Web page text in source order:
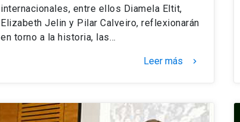
internacionales, entre ellos Diamela Eltit,
Elizabeth Jelin y Pilar Calveiro, reflexionarán
en torno a la historia, las…
Leer más keyboard_arrow_right